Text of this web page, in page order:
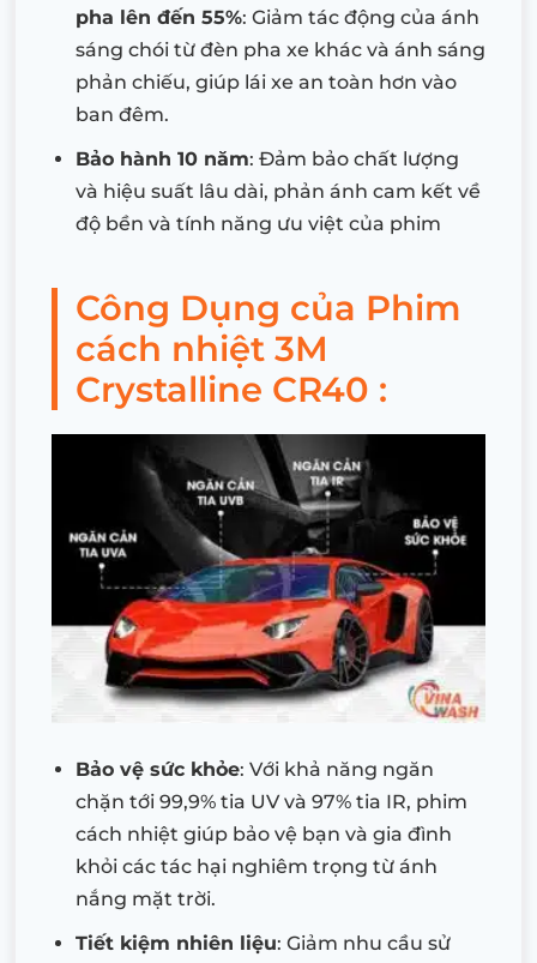
pha lên đến 55%: Giảm tác động của ánh
sáng chói từ đèn pha xe khác và ánh sáng
phản chiếu, giúp lái xe an toàn hơn vào
ban đêm.
Bảo hành 10 năm: Đảm bảo chất lượng
và hiệu suất lâu dài, phản ánh cam kết về
độ bền và tính năng ưu việt của phim
Công Dụng của Phim
cách nhiệt 3M
Crystalline CR40 :
Bảo vệ sức khỏe: Với khả năng ngăn
chặn tới 99,9% tia UV và 97% tia IR, phim
cách nhiệt giúp bảo vệ bạn và gia đình
khỏi các tác hại nghiêm trọng từ ánh
nắng mặt trời.
Tiết kiệm nhiên liệu: Giảm nhu cầu sử